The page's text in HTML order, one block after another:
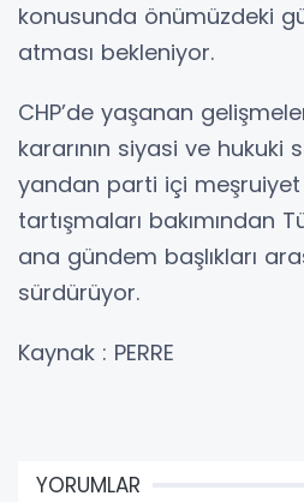
konusunda önümüzdeki
atması bekleniyor.
CHP’de yaşanan
kararının siyasi ve hukuki
yandan parti içi
tartışmaları bakımından
ana gündem başlıkları
sürdürüyor.
Kaynak : PERRE
YORUMLAR